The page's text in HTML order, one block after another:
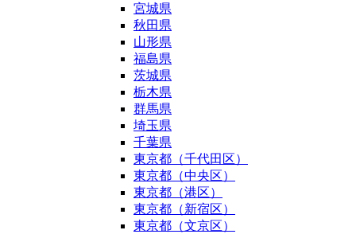
宮城県
秋田県
山形県
福島県
茨城県
栃木県
群馬県
埼玉県
千葉県
東京都（千代田区）
東京都（中央区）
東京都（港区）
東京都（新宿区）
東京都（文京区）